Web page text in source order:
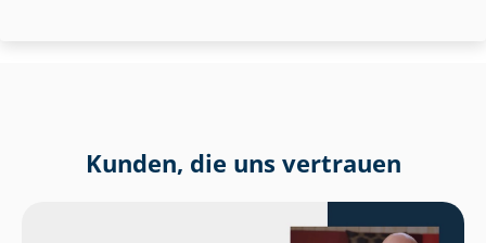
Kunden, die uns vertrauen